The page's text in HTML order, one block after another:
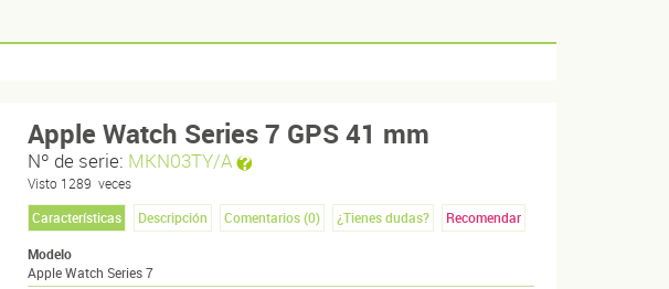
Apple Watch Series 7 GPS 41 mm
Nº de serie: MKN03TY/A
Visto 1289 veces
Características
Descripción Comentarios (0) ¿Tienes dudas? Recomendar
Modelo
Apple Watch Series 7